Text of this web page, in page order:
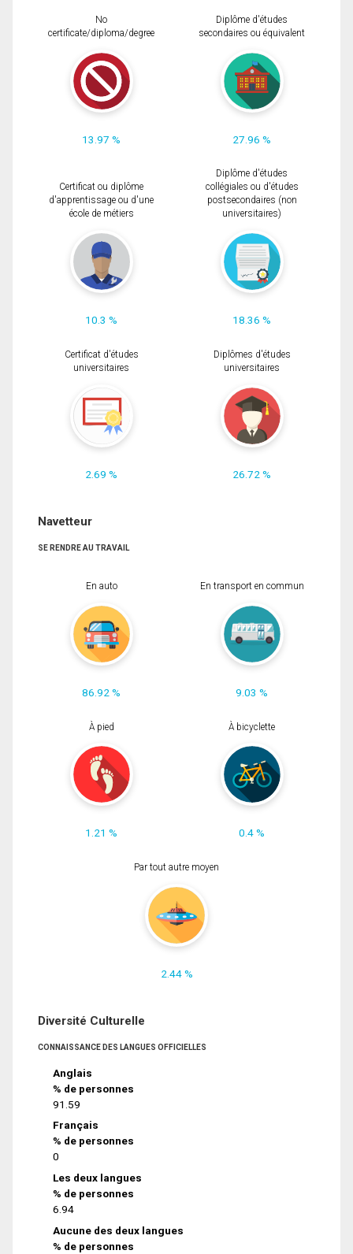
No
certificate/diploma/degree
13.97 %
Diplôme d'études
secondaires ou équivalent
27.96 %
Certificat ou diplôme
d'apprentissage ou d'une
école de métiers
10.3 %
Diplôme d'études
collégiales ou d'études
postsecondaires (non
universitaires)
18.36 %
Certificat d'études
universitaires
2.69 %
Diplômes d'études
universitaires
26.72 %
Navetteur
SE RENDRE AU TRAVAIL
En auto
86.92 %
En transport en commun
9.03 %
À pied
1.21 %
À bicyclette
0.4 %
Par tout autre moyen
2.44 %
Diversité Culturelle
CONNAISSANCE DES LANGUES OFFICIELLES
Anglais
% de personnes
91.59
Français
% de personnes
0
Les deux langues
% de personnes
6.94
Aucune des deux langues
% de personnes